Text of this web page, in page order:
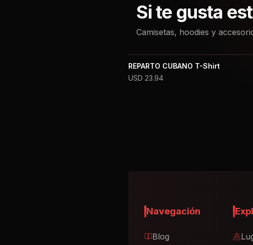
Si te gusta
Camisetas, hoodies y
REPARTO CUBANO T-Shirt
USD 23.94
Navegación
Blog